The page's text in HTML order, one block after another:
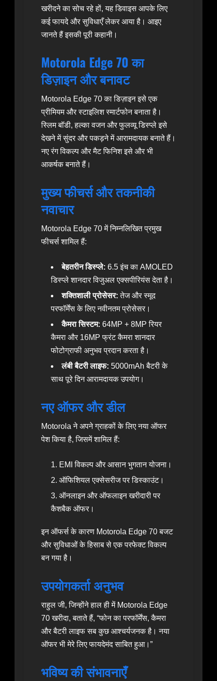
खरीदने का सोच रहे हों, यह डिवाइस आपके लिए
कई फायदे और सुविधाएँ लेकर आया है। आइए
जानते हैं इसकी पूरी कहानी।
Motorola Edge 70 का
डिज़ाइन और बनावट
Motorola Edge 70 का डिज़ाइन इसे एक
प्रीमियम और स्टाइलिश स्मार्टफोन बनाता है।
स्लिम बॉडी, हल्का वजन और फुलव्यू डिस्प्ले इसे
देखने में सुंदर और पकड़ने में आरामदायक बनाते हैं।
नए रंग विकल्प और मैट फिनिश इसे और भी
आकर्षक बनाते हैं।
मुख्य फीचर्स और तकनीकी
नवाचार
Motorola Edge 70 में निम्नलिखित प्रमुख
फीचर्स शामिल हैं:
बेहतरीन डिस्प्ले: 6.5 इंच का AMOLED
डिस्प्ले शानदार विजुअल एक्सपीरियंस देता है।
शक्तिशाली प्रोसेसर: तेज और स्मूद
परफॉर्मेंस के लिए नवीनतम प्रोसेसर।
कैमरा सिस्टम: 64MP + 8MP रियर
कैमरा और 16MP फ्रंट कैमरा शानदार
फोटोग्राफी अनुभव प्रदान करता है।
लंबी बैटरी लाइफ: 5000mAh बैटरी के
साथ पूरे दिन आरामदायक उपयोग।
नए ऑफर और डील
Motorola ने अपने ग्राहकों के लिए नया ऑफर
पेश किया है, जिसमें शामिल हैं:
EMI विकल्प और आसान भुगतान योजना।
ऑफिशियल एक्सेसरीज पर डिस्काउंट।
ऑनलाइन और ऑफलाइन खरीदारी पर
कैशबैक ऑफर।
इन ऑफर्स के कारण Motorola Edge 70 बजट
और सुविधाओं के हिसाब से एक परफेक्ट विकल्प
बन गया है।
उपयोगकर्ता अनुभव
राहुल जी, जिन्होंने हाल ही में Motorola Edge
70 खरीदा, बताते हैं, “फोन का परफॉर्मेंस, कैमरा
और बैटरी लाइफ सब कुछ आश्चर्यजनक है। नया
ऑफर भी मेरे लिए फायदेमंद साबित हुआ।”
भविष्य की संभावनाएँ